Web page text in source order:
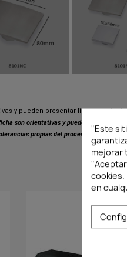
y pueden presentar ligeras
son orientativas y pueden presentar
propias del proceso de
"Este
mejorar
cookies.
en